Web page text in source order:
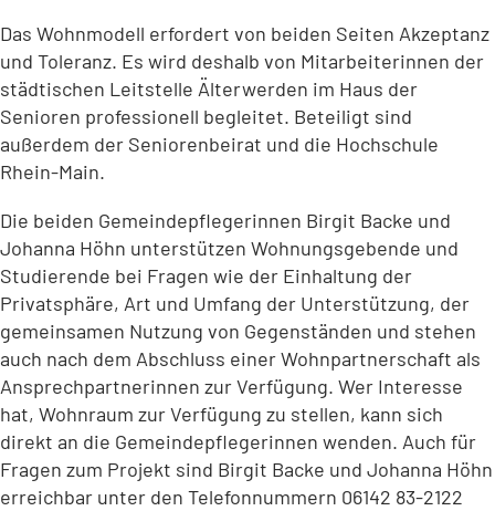
Das Wohnmodell erfordert von beiden Seiten Akzeptanz
und Toleranz. Es wird deshalb von Mitarbeiterinnen der
städtischen Leitstelle Älterwerden im Haus der
Senioren professionell begleitet. Beteiligt sind
außerdem der Seniorenbeirat und die Hochschule
Rhein-Main.
Die beiden Gemeindepflegerinnen Birgit Backe und
Johanna Höhn unterstützen Wohnungsgebende und
Studierende bei Fragen wie der Einhaltung der
Privatsphäre, Art und Umfang der Unterstützung, der
gemeinsamen Nutzung von Gegenständen und stehen
auch nach dem Abschluss einer Wohnpartnerschaft als
Ansprechpartnerinnen zur Verfügung. Wer Interesse
hat, Wohnraum zur Verfügung zu stellen, kann sich
direkt an die Gemeindepflegerinnen wenden. Auch für
Fragen zum Projekt sind Birgit Backe und Johanna Höhn
erreichbar unter den Telefonnummern 06142 83-2122